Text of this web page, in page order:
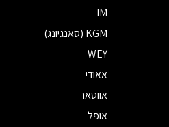
IM
KGM (סאנגיונג)
WEY
אאודי
אווטאר
אופל